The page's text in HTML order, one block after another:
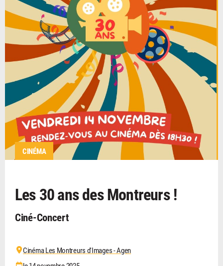
CINÉMA
Les 30 ans des Montreurs !
Ciné-Concert
Cinéma Les Montreurs d'Images - Agen